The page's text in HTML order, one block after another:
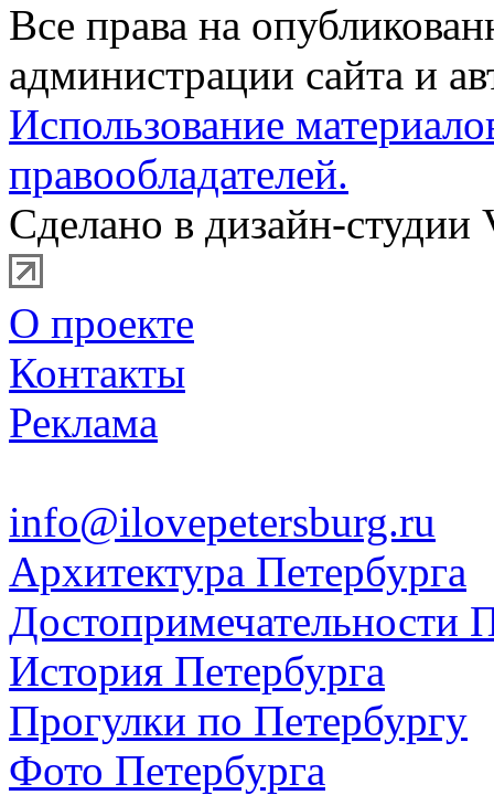
Все права на
администрации сайта и
Использование
правообладателей.
Сделано в дизайн-студии
О проекте
Контакты
Реклама
info@ilovepetersburg.ru
Архитектура Петербурга
Достопримечательности
История Петербурга
Прогулки по Петербургу
Фото Петербурга